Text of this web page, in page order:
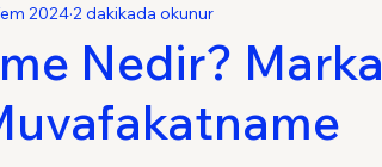
İş Hukuku Ticaret Hukuku
Tüketici Hukuku
Nedir? Marka
2024 2 dakikada okunur